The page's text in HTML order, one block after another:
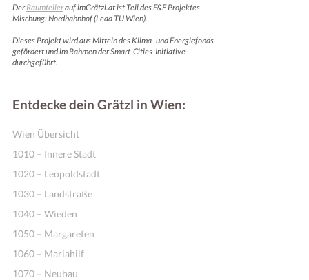
DerRaumteilerauf imGrätzl.at ist Teil des F&E Projektes
Mischung: Nordbahnhof (Lead TU Wien).
Dieses Projekt wird aus Mitteln des Klima- und Energiefonds
gefördert und im Rahmen der Smart-Cities-Initiative
durchgeführt.
Entdecke dein Grätzl in Wien:
Wien Übersicht
1010 – Innere Stadt
1020 – Leopoldstadt
1030 – Landstraße
1040 – Wieden
1050 – Margareten
1060 – Mariahilf
1070 – Neubau